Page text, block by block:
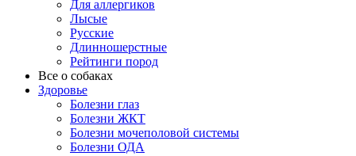
Для аллергиков
Лысые
Русские
Длинношерстные
Рейтинги пород
Все о собаках
Здоровье
Болезни глаз
Болезни ЖКТ
Болезни мочеполовой системы
Болезни ОДА